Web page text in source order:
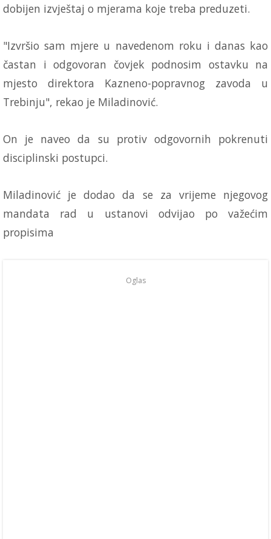
dobijen izvještaj o mjerama koje treba preduzeti.
"Izvršio sam mjere u navedenom roku i danas kao
častan i odgovoran čovjek podnosim ostavku na
mjesto direktora Kazneno-popravnog zavoda u
Trebinju", rekao je Miladinović.
On je naveo da su protiv odgovornih pokrenuti
disciplinski postupci.
Miladinović je dodao da se za vrijeme njegovog
mandata rad u ustanovi odvijao po važećim
propisima
Oglas